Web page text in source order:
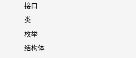
接口
类
枚举
结构体